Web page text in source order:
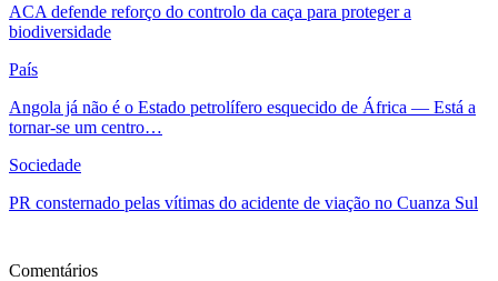
ACA defende reforço do controlo da caça para proteger a
biodiversidade
País
Angola já não é o Estado petrolífero esquecido de África — Está a
tornar-se um centro…
Sociedade
PR consternado pelas vítimas do acidente de viação no Cuanza Sul
Comentários